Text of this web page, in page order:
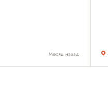
Месяц назад